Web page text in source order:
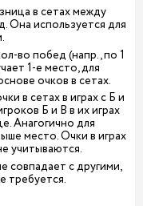
в сетах между
Она используется для
во побед (напр., по 1
1-е место, для
очков в сетах.
в сетах в играх с Б и
Б и В в их играх
Анагогично для
место. Очки в играх
учитываются.
совпадает с другими,
требуется.